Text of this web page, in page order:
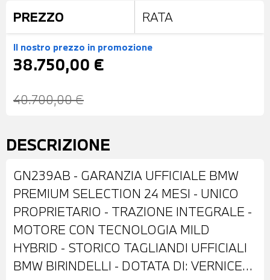
PREZZO RATA
Il nostro prezzo in promozione
38.750,00 €
40.700,00 €
DESCRIZIONE
GN239AB - GARANZIA UFFICIALE BMW
PREMIUM SELECTION 24 MESI - UNICO
PROPRIETARIO - TRAZIONE INTEGRALE -
MOTORE CON TECNOLOGIA MILD
HYBRID - STORICO TAGLIANDI UFFICIALI
BMW BIRINDELLI - DOTATA DI: VERNICE